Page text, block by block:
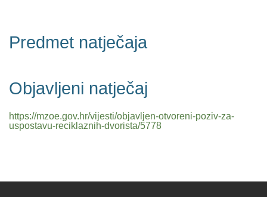
Predmet natječaja
Objavljeni natječaj
https://mzoe.gov.hr/vijesti/objavljen-otvoreni-poziv-za-
uspostavu-reciklaznih-dvorista/5778